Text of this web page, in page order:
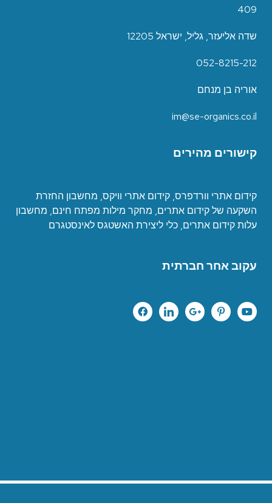
409
שדה אליעזר, גליל, ישראל 12205
052-8215-212
אוריה בן מנחם
im@se-organics.co.il
קישורים מהירים
קידום אתרי וורדפרס, קידום אתרי וויקס, מחשבון החזרת
השקעה של קידום אתרים, מחקר מילות מפתח חינם, מחשבון
עלות קידום אתרים, כלי ליצירת האשטגס לאינסטגרם
עקוב אחר חברתית